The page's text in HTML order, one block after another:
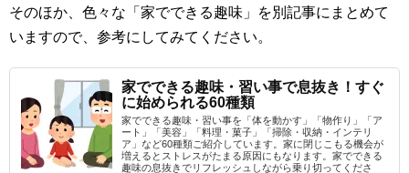
そのほか、色々な「家でできる趣味」を別記事にまとめて
いますので、参考にしてみてください。
家でできる趣味・習い事で息抜き！すぐ
に始められる60種類
家でできる趣味・習い事を「体を動かす」「物作り」「ア
ート」「美容」「料理・菓子」「掃除・収納・インテリ
ア」など60種類ご紹介しています。家に閉じこもる機会が
増えるとストレスがたまる原因にもなります。家でできる
趣味の息抜きでリフレッシュしながら乗り切ってくださ